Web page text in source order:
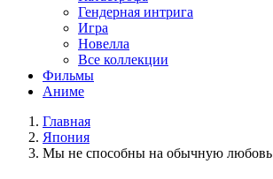
Гендерная интрига
Игра
Новелла
Все коллекции
Фильмы
Аниме
Главная
Япония
Мы не способны на обычную любовь